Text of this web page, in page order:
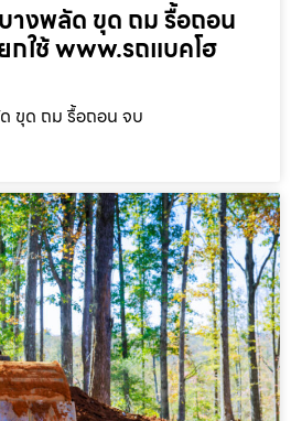
างพลัด ขุด ถม รื้อถอน
กใช้ www.รถแบคโฮ
ขุด ถม รื้อถอน จบ